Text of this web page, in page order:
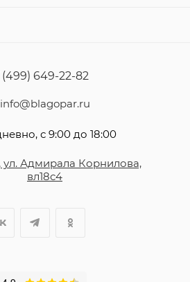
(499) 649-22-82
info@blagopar.ru
с 9:00 до 18:00
ул. Адмирала Корнилова,
вл18с4